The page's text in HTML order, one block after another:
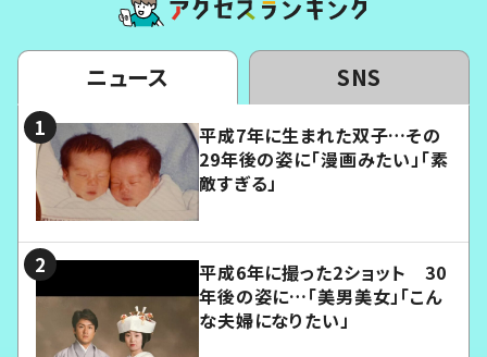
ニュース SNS
平成7年に生まれた双子…その
29年後の姿に「漫画みたい」「素
敵すぎる」
平成6年に撮った2ショット 30
年後の姿に…「美男美女」「こん
な夫婦になりたい」